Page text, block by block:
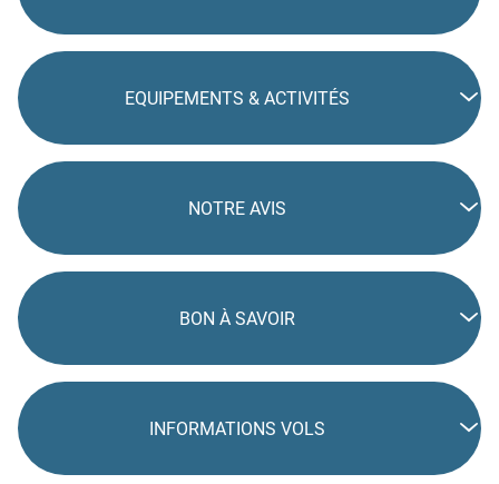
EQUIPEMENTS & ACTIVITÉS
NOTRE AVIS
BON À SAVOIR
INFORMATIONS VOLS